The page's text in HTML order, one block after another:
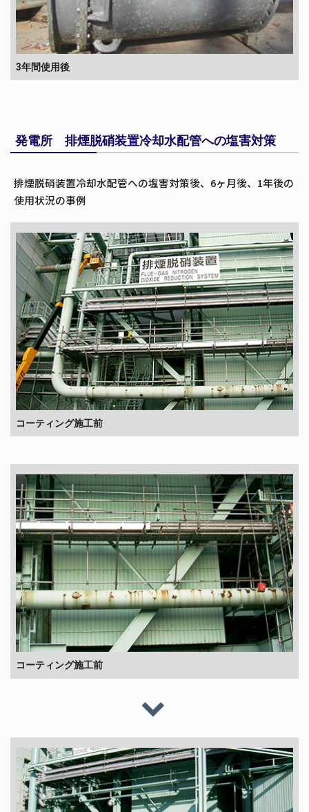
3年間使用後
発電所 排煙脱硝装置冷却水配管への塩害対策
排煙脱硝装置冷却水配管への塩害対策後、6ヶ月後、1年後の
使用状況の事例
コーティング施工前
コーティング施工前